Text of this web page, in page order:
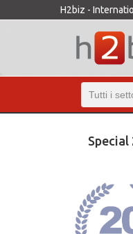
H2biz -